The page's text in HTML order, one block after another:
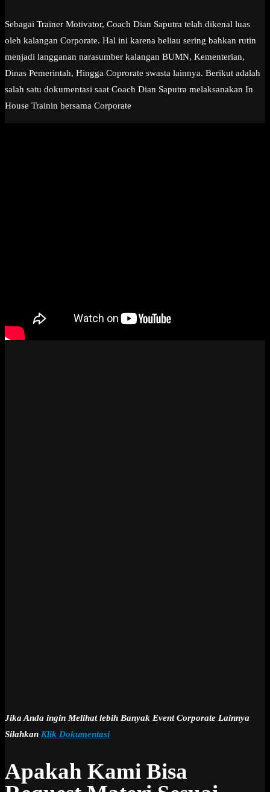
Sebagai Trainer Motivator, Coach Dian Saputra telah dikenal luas
oleh kalangan Corporate. Hal ini karena beliau sering bahkan rutin
menjadi langganan narasumber kalangan BUMN, Kementerian,
Dinas Pemerintah, Hingga Coprorate swasta lainnya. Berikut adalah
salah satu dokumentasi saat Coach Dian Saputra melaksanakan In
House Trainin bersama Corporate
Jika Anda ingin Melihat lebih Banyak Event Corporate Lainnya
Silahkan Klik Dokumentasi
Apakah Kami Bisa